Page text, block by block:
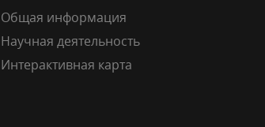
Общая информация
Научная деятельность
Интерактивная карта